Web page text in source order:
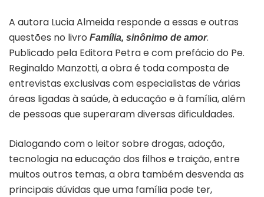
A autora Lucia Almeida responde a essas e outras
questões no livro Família, sinônimo de amor.
Publicado pela Editora Petra e com prefácio do Pe.
Reginaldo Manzotti, a obra é toda composta de
entrevistas exclusivas com especialistas de várias
áreas ligadas à saúde, à educação e à família, além
de pessoas que superaram diversas dificuldades.
Dialogando com o leitor sobre drogas, adoção,
tecnologia na educação dos filhos e traição, entre
muitos outros temas, a obra também desvenda as
principais dúvidas que uma família pode ter,